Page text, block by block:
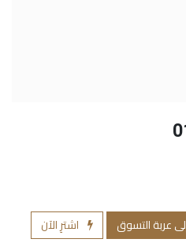
عربة التسوق
اشترِ الآن